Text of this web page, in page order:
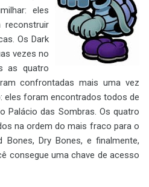
eles
Os Dark
vezes no
as quatro
confrontadas mais uma vez
eles foram encontrados todos de
Palácio das Sombras. Os quatro
na ordem do mais fraco para o
Bones, Dry Bones, e finalmente,
consegue uma chave de acesso